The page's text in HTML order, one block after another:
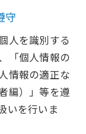
守
人を識別する
「個人情報の
情報の適正な
編）」等を遵
いを行いま